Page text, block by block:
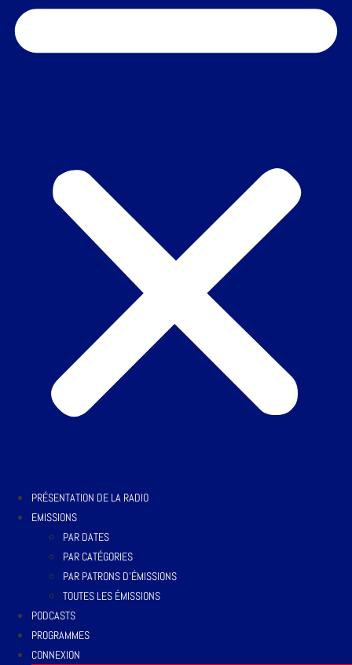
PRÉSENTATION DE LA RADIO
EMISSIONS
PAR DATES
PAR CATÉGORIES
PAR PATRONS D’ÉMISSIONS
TOUTES LES ÉMISSIONS
PODCASTS
PROGRAMMES
CONNEXION